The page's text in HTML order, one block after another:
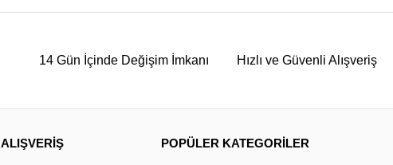
14 Gün İçinde Değişim İmkanı Hızlı ve Güvenli Alışveriş
ALIŞVERİŞ POPÜLER KATEGORİLER